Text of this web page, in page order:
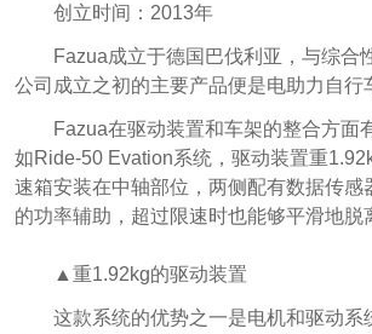
创立时间：2013年
Fazua成立于德国巴伐利亚，与综合
公司成立之初的主要产品便是电助力自行
Fazua在驱动装置和车架的整合方面
如Ride-50 Evation系统，驱动装置重
速箱安装在中轴部位，两侧配有数据传感
的功率辅助，超过限速时也能够平滑地脱
▲重1.92kg的驱动装置
这款系统的优势之一是电机和驱动系